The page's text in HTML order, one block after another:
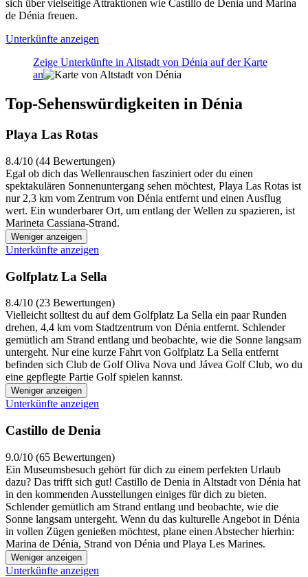
sich über vielseitige Attraktionen wie Castillo de Denia und Marina
de Dénia freuen.
Unterkünfte anzeigen
Zeige Unterkünfte in Altstadt von Dénia auf der Karte
an
Top-Sehenswürdigkeiten in Dénia
Playa Las Rotas
8.4/10 (44 Bewertungen)
Egal ob dich das Wellenrauschen fasziniert oder du einen
spektakulären Sonnenuntergang sehen möchtest, Playa Las Rotas ist
nur 2,3 km vom Zentrum von Dénia entfernt und einen Ausflug
wert. Ein wunderbarer Ort, um entlang der Wellen zu spazieren, ist
Marineta Cassiana-Strand.
Weniger anzeigen
Unterkünfte anzeigen
Golfplatz La Sella
8.4/10 (23 Bewertungen)
Vielleicht solltest du auf dem Golfplatz La Sella ein paar Runden
drehen, 4,4 km vom Stadtzentrum von Dénia entfernt. Schlender
gemütlich am Strand entlang und beobachte, wie die Sonne langsam
untergeht. Nur eine kurze Fahrt von Golfplatz La Sella entfernt
befinden sich Club de Golf Oliva Nova und Jávea Golf Club, wo du
eine gepflegte Partie Golf spielen kannst.
Weniger anzeigen
Unterkünfte anzeigen
Castillo de Denia
9.0/10 (65 Bewertungen)
Ein Museumsbesuch gehört für dich zu einem perfekten Urlaub
dazu? Das trifft sich gut! Castillo de Denia in Altstadt von Dénia hat
in den kommenden Ausstellungen einiges für dich zu bieten.
Schlender gemütlich am Strand entlang und beobachte, wie die
Sonne langsam untergeht. Wenn du das kulturelle Angebot in Dénia
in vollen Zügen genießen möchtest, plane einen Abstecher hierhin:
Marina de Dénia, Strand von Dénia und Playa Les Marines.
Weniger anzeigen
Unterkünfte anzeigen